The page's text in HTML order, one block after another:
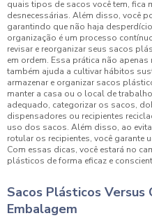
quais tipos de sacos você tem, fica
desnecessárias. Além disso, você
garantindo que não haja
organização é um processo
revisar e reorganizar seus sacos
em ordem. Essa prática não
também ajuda a cultivar hábitos
armazenar e organizar sacos
manter a casa ou o local de
adequado, categorizar os sacos,
dispensadores ou recipientes
uso dos sacos. Além disso, ao
rotular os recipientes, você garante
Com essas dicas, você estará no
plásticos de forma eficaz e
Sacos Plásticos
Embalagem